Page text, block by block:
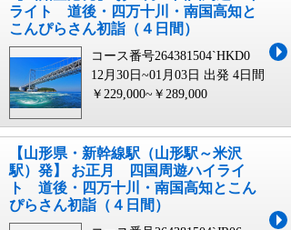
ライト 道後・四万十川・南国高知と
こんぴらさん初詣（４日間）
コース番号264381504`HKD0
12月30日~01月03日 出発 4日間
￥229,000~￥289,000
【山形県・新幹線駅（山形駅～米沢
駅）発】 お正月 四国周遊ハイライ
ト 道後・四万十川・南国高知とこん
ぴらさん初詣（４日間）